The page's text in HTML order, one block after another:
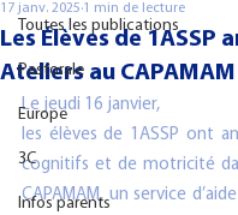
Toutes les publications
Pastorale
Europe
3C
Infos parents
Les Élèves de 1ASSP
Ateliers au CAPAMAM
17 janv. 2025 1 min de lecture
Le jeudi 16 janvier,
les élèves de 1ASSP ont
cognitifs et de motricité
CAPAMAM, un service